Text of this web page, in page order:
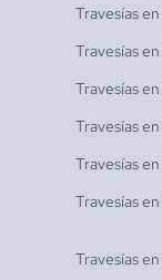
Travesías en
Travesías en
Travesías en
Travesías en
Travesías en
Travesías en
Travesías en